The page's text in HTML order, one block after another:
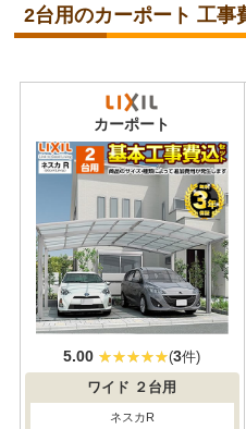
2台用のカーポート 工事
カーポート
5.00 (3件)
ワイド ２台用
ネスカR